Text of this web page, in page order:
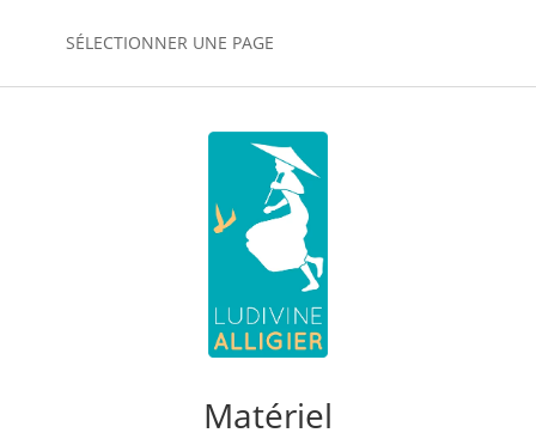
SÉLECTIONNER UNE PAGE
Matériel